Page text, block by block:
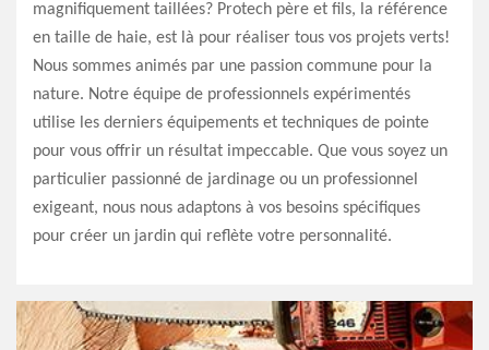
magnifiquement taillées? Protech père et fils, la référence
en taille de haie, est là pour réaliser tous vos projets verts!
Nous sommes animés par une passion commune pour la
nature. Notre équipe de professionnels expérimentés
utilise les derniers équipements et techniques de pointe
pour vous offrir un résultat impeccable. Que vous soyez un
particulier passionné de jardinage ou un professionnel
exigeant, nous nous adaptons à vos besoins spécifiques
pour créer un jardin qui reflète votre personnalité.